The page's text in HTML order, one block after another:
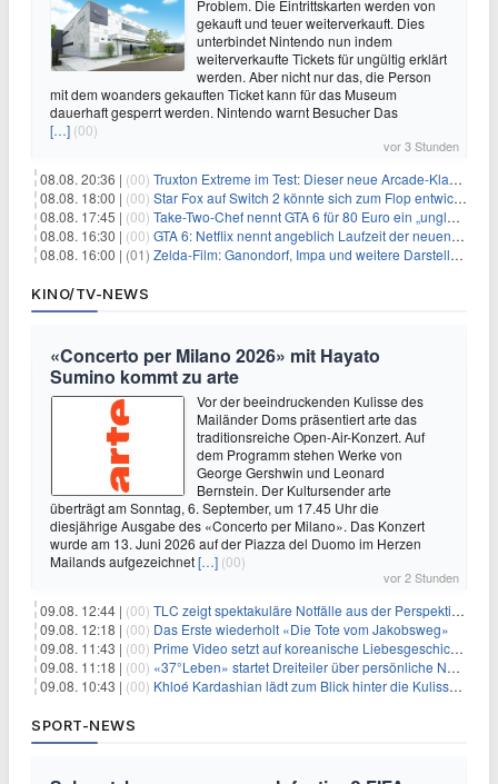
Problem. Die Eintrittskarten werden von
gekauft und teuer weiterverkauft. Dies
unterbindet Nintendo nun indem
weiterverkaufte Tickets für ungültig erklärt
werden. Aber nicht nur das, die Person
mit dem woanders gekauften Ticket kann für das Museum
dauerhaft gesperrt werden. Nintendo warnt Besucher Das
[…] (00)
vor 3 Stunden
08.08. 20:36 | (00) Truxton Extreme im Test: Dieser neue Arcade-Klassiker verzeiht dir gar nichts
08.08. 18:00 | (00) Star Fox auf Switch 2 könnte sich zum Flop entwickeln
08.08. 17:45 | (00) Take-Two-Chef nennt GTA 6 für 80 Euro ein „unglaubliches Schnäppchen“
08.08. 16:30 | (00) GTA 6: Netflix nennt angeblich Laufzeit der neuen Gameplay-Präsentation
08.08. 16:00 | (01) Zelda-Film: Ganondorf, Impa und weitere Darsteller sollen feststehen
KINO/TV-NEWS
«Concerto per Milano 2026» mit Hayato
Sumino kommt zu arte
Vor der beeindruckenden Kulisse des
Mailänder Doms präsentiert arte das
traditionsreiche Open-Air-Konzert. Auf
dem Programm stehen Werke von
George Gershwin und Leonard
Bernstein. Der Kultursender arte
überträgt am Sonntag, 6. September, um 17.45 Uhr die
diesjährige Ausgabe des «Concerto per Milano». Das Konzert
wurde am 13. Juni 2026 auf der Piazza del Duomo im Herzen
Mailands aufgezeichnet[…] (00)
vor 2 Stunden
09.08. 12:44 | (00) TLC zeigt spektakuläre Notfälle aus der Perspektive der Patienten
09.08. 12:18 | (00) Das Erste wiederholt «Die Tote vom Jakobsweg»
09.08. 11:43 | (00) Prime Video setzt auf koreanische Liebesgeschichte
09.08. 11:18 | (00) «37°Leben» startet Dreiteiler über persönliche Neuanfänge
09.08. 10:43 | (00) Khloé Kardashian lädt zum Blick hinter die Kulissen ihres Freundeskreises
SPORT-NEWS